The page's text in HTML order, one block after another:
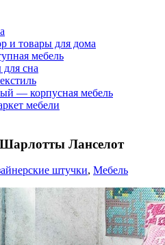
и товары для дома
мебель
сна
— корпусная мебель
мебели
Ланселот
штучки, Мебель